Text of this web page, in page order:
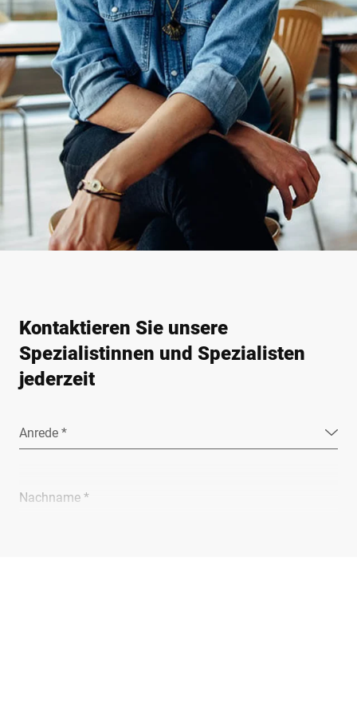
Kontaktieren Sie unsere
Spezialistinnen und Spezialisten
jederzeit
Anrede *
Nachname *